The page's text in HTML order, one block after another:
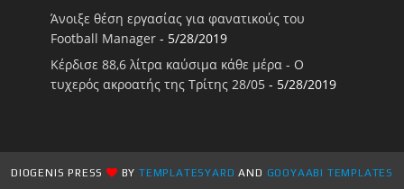
Άνοιξε θέση εργασίας για φανατικούς του
Football Μanager - 5/28/2019
Κέρδισε 88,6 λίτρα καύσιμα κάθε μέρα - Ο
τυχερός ακροατής της Τρίτης 28/05 - 5/28/2019
DIOGENIS PRESS BYTEMPLATESYARD AND GOOYAABI TEMPLATES